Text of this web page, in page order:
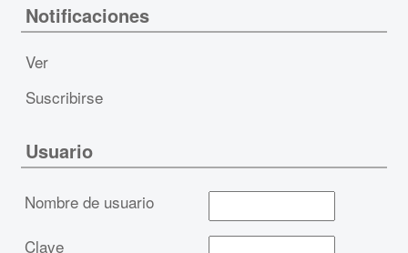
Notificaciones
Ver
Suscribirse
Usuario
Nombre de usuario
Clave